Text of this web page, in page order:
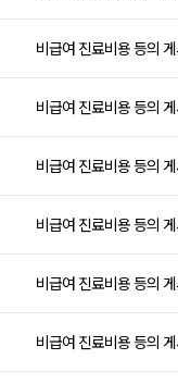
비급여 진료비용 등의
비급여 진료비용 등의
비급여 진료비용 등의
비급여 진료비용 등의
비급여 진료비용 등의
비급여 진료비용 등의